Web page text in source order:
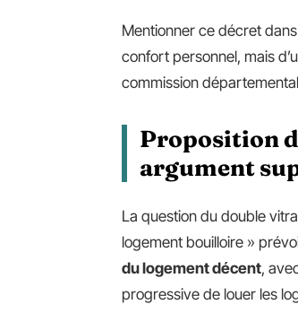
Mentionner ce décret
confort personnel, mais
commission
Proposition
argument
La question du double
logement bouilloire »
du logement décent,
progressive de louer les